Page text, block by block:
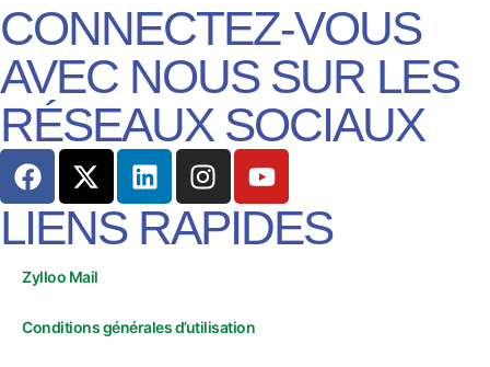
CONNECTEZ-VOUS
AVEC NOUS SUR LES
RÉSEAUX SOCIAUX
LIENS RAPIDES
Zylloo Mail
Conditions générales d’utilisation